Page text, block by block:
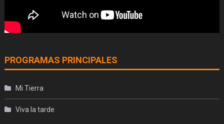
PROGRAMAS PRINCIPALES
Mi Tierra
Viva la tarde